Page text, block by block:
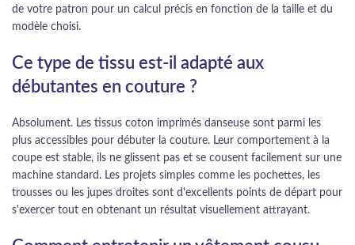
de votre patron pour un calcul précis en fonction de la taille et du
modèle choisi.
Ce type de tissu est-il adapté aux
débutantes en couture ?
Absolument. Les tissus coton imprimés danseuse sont parmi les
plus accessibles pour débuter la couture. Leur comportement à la
coupe est stable, ils ne glissent pas et se cousent facilement sur une
machine standard. Les projets simples comme les pochettes, les
trousses ou les jupes droites sont d'excellents points de départ pour
s'exercer tout en obtenant un résultat visuellement attrayant.